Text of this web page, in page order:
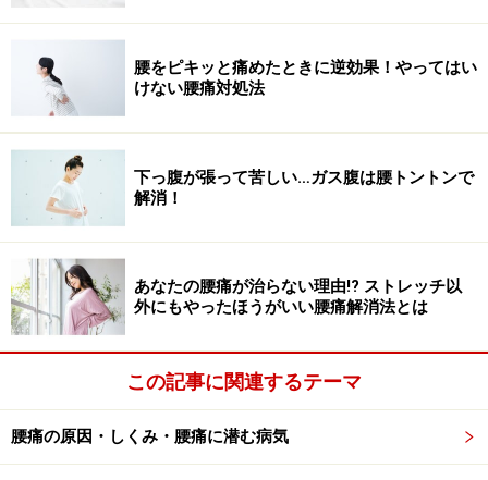
腰をピキッと痛めたときに逆効果！やってはい
けない腰痛対処法
下っ腹が張って苦しい…ガス腹は腰トントンで
解消！
あなたの腰痛が治らない理由!? ストレッチ以
外にもやったほうがいい腰痛解消法とは
この記事に関連するテーマ
腰痛の原因・しくみ・腰痛に潜む病気